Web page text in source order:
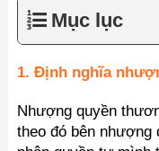
Mục lục
1. Định nghĩa
Nhượng quyền
theo đó bên nhượng